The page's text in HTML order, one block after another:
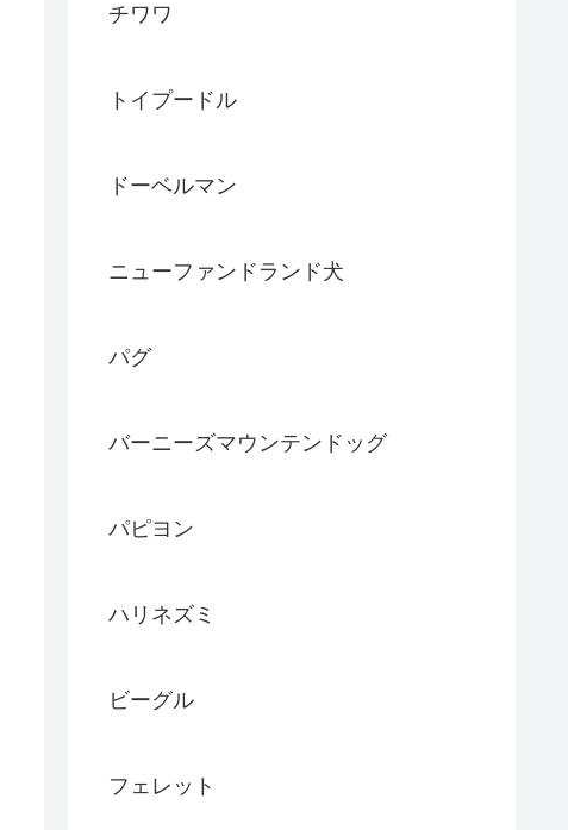
チワワ
トイプードル
ドーベルマン
ニューファンドランド犬
パグ
バーニーズマウンテンドッグ
パピヨン
ハリネズミ
ビーグル
フェレット